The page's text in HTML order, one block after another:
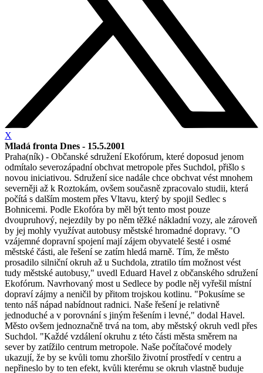
X
Mladá fronta Dnes - 15.5.2001
Praha(ník) - Občanské sdružení Ekofórum, které doposud jenom
odmítalo severozápadní obchvat metropole přes Suchdol, přišlo s
novou iniciativou. Sdružení sice nadále chce obchvat vést mnohem
severněji až k Roztokám, ovšem současně zpracovalo studii, která
počítá s dalším mostem přes Vltavu, který by spojil Sedlec s
Bohnicemi. Podle Ekofóra by měl být tento most pouze
dvoupruhový, nejezdily by po něm těžké nákladní vozy, ale zároveň
by jej mohly využívat autobusy městské hromadné dopravy. "O
vzájemné dopravní spojení mají zájem obyvatelé šesté i osmé
městské části, ale řešení se zatím hledá marně. Tím, že město
prosadilo silniční okruh až u Suchdola, ztratilo tím možnost vést
tudy městské autobusy," uvedl Eduard Havel z občanského sdružení
Ekofórum. Navrhovaný most u Sedlece by podle něj vyřešil místní
dopraví zájmy a neničil by přitom trojskou kotlinu. "Pokusíme se
tento náš nápad nabídnout radnici. Naše řešení je relativně
jednoduché a v porovnání s jiným řešením i levné," dodal Havel.
Město ovšem jednoznačně trvá na tom, aby městský okruh vedl přes
Suchdol. "Každé vzdálení okruhu z této části města směrem na
sever by zatížilo centrum metropole. Naše počítačové modely
ukazují, že by se kvůli tomu zhoršilo životní prostředí v centru a
nepřineslo by to ten efekt, kvůli kterému se okruh vlastně buduje